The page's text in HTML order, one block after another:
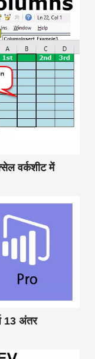
वर्कशीट में
13 अंतर